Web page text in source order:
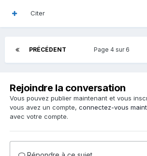
Citer
PRÉCÉDENT Page 4 sur 6
Rejoindre la conversation
Vous pouvez publier maintenant et vous
vous avez un compte, connectez-vous
avec votre compte.